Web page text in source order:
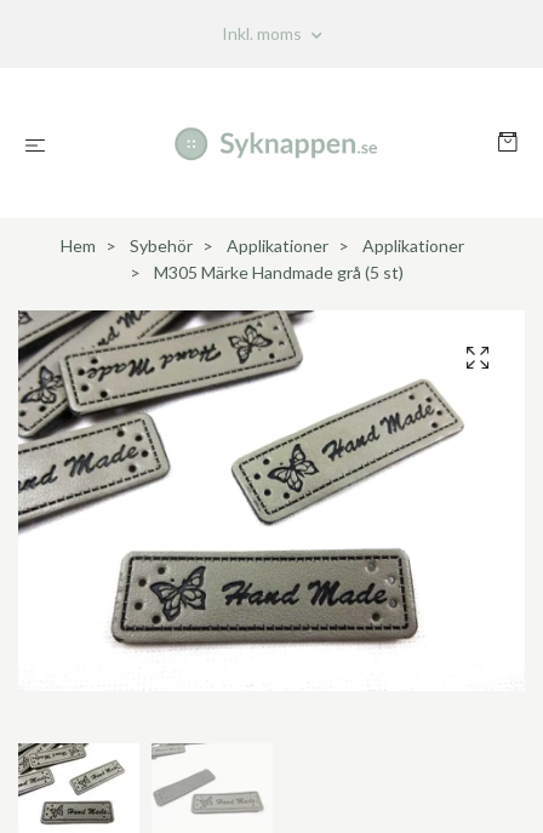
Inkl. moms
Hem Sybehör Applikationer
Applikationer
M305 Märke Handmade grå (5 st)